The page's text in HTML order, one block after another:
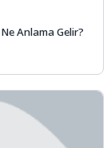
Anlama Gelir?